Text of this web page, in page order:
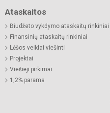
Ataskaitos
Biudžeto vykdymo ataskaitų rinkiniai
Finansinių ataskaitų rinkiniai
Lėšos veiklai viešinti
Projektai
Viešieji pirkimai
1,2% parama